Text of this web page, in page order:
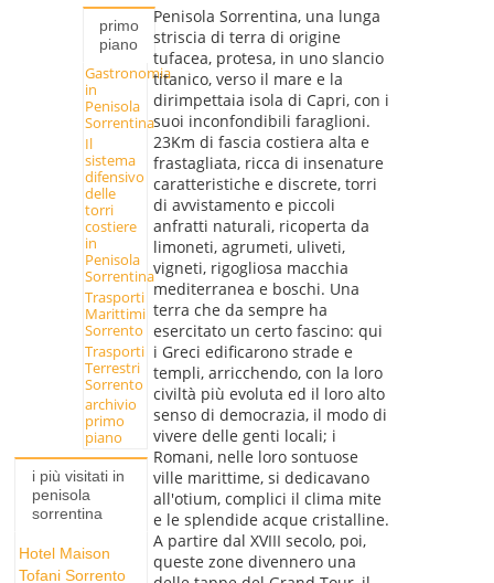
primo
piano
Gastronomia
in
Penisola
Sorrentina
Il
sistema
difensivo
delle
torri
costiere
in
Penisola
Sorrentina
Trasporti
Marittimi
Sorrento
Trasporti
Terrestri
Sorrento
archivio
primo
piano
i più visitati in
penisola
sorrentina
Hotel Maison
Tofani Sorrento
Penisola Sorrentina, una lunga
striscia di terra di origine
tufacea, protesa, in uno slancio
titanico, verso il mare e la
dirimpettaia isola di Capri, con i
suoi inconfondibili faraglioni.
23Km di fascia costiera alta e
frastagliata, ricca di insenature
caratteristiche e discrete, torri
di avvistamento e piccoli
anfratti naturali, ricoperta da
limoneti, agrumeti, uliveti,
vigneti, rigogliosa macchia
mediterranea e boschi. Una
terra che da sempre ha
esercitato un certo fascino: qui
i Greci edificarono strade e
templi, arricchendo, con la loro
civiltà più evoluta ed il loro alto
senso di democrazia, il modo di
vivere delle genti locali; i
Romani, nelle loro sontuose
ville marittime, si dedicavano
all'otium, complici il clima mite
e le splendide acque cristalline.
A partire dal XVIII secolo, poi,
queste zone divennero una